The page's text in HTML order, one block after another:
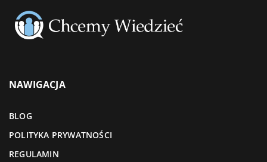
NAWIGACJA
BLOG
POLITYKA PRYWATNOŚCI
REGULAMIN